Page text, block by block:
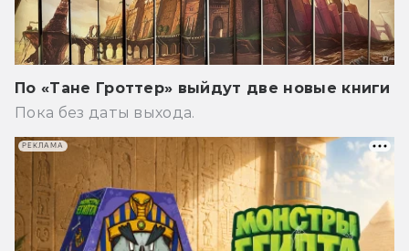
По «Тане Гроттер» выйдут две новые книги
Пока без даты выхода.
РЕКЛАМА